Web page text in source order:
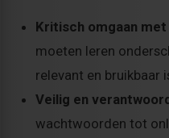
Kritisch omgaan
moeten leren
relevant en bruikbaar
Veilig en
wachtwoorden tot